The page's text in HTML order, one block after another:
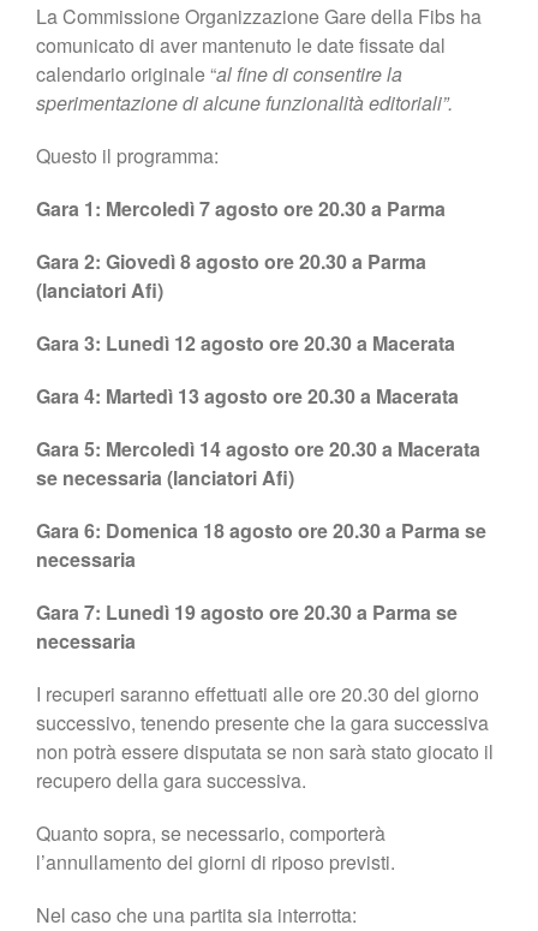
La Commissione Organizzazione Gare della Fibs ha
comunicato di aver mantenuto le date fissate dal
calendario originale “al fine di consentire la
sperimentazione di alcune funzionalità editoriali”.
Questo il programma:
Gara 1: Mercoledì 7 agosto ore 20.30 a Parma
Gara 2: Giovedì 8 agosto ore 20.30 a Parma
(lanciatori Afi)
Gara 3: Lunedì 12 agosto ore 20.30 a Macerata
Gara 4: Martedì 13 agosto ore 20.30 a Macerata
Gara 5: Mercoledì 14 agosto ore 20.30 a Macerata
se necessaria (lanciatori Afi)
Gara 6: Domenica 18 agosto ore 20.30 a Parma se
necessaria
Gara 7: Lunedì 19 agosto ore 20.30 a Parma se
necessaria
I recuperi saranno effettuati alle ore 20.30 del giorno
successivo, tenendo presente che la gara successiva
non potrà essere disputata se non sarà stato giocato il
recupero della gara successiva.
Quanto sopra, se necessario, comporterà
l’annullamento dei giorni di riposo previsti.
Nel caso che una partita sia interrotta: